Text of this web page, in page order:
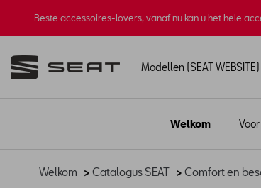
Beste accessoires-lovers, vanaf nu kan u het hele
Modellen (SEAT WEBSITE)
Welkom Voor
Welkom > Catalogus SEAT > Comfort en